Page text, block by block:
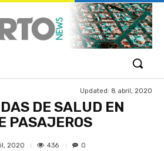
Updated: 8 abril, 2020
DE SALUD EN
PASAJEROS
2020 436 0